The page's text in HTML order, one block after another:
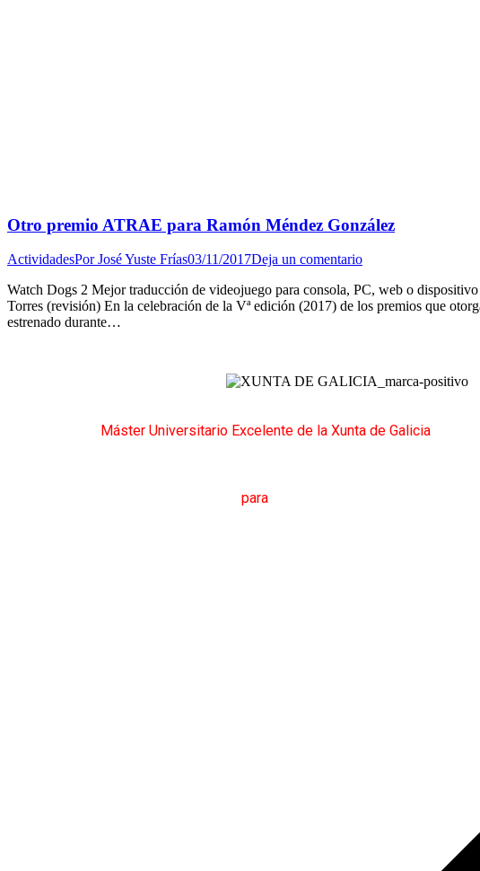
Otro premio ATRAE para Ramón Méndez González
ActividadesPorJosé Yuste Frías03/11/2017Deja un comentario
Watch Dogs 2 Mejor traducción de videojuego para consola, PC, web o
Torres (revisión) En la celebración de la Vª edición (2017) de los premios que
estrenado durante…
Máster Universitario Excelente de la Xunta de Galicia
para